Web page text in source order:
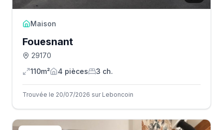
Maison
Fouesnant
29170
110m²
4 pièces 3 ch.
Trouvée le 20/07/2026 sur Leboncoin